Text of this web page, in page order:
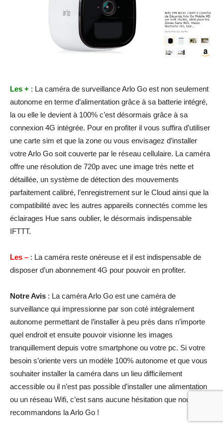
Les + : La caméra de surveillance Arlo Go est non seulement
autonome en terme d’alimentation grâce à sa batterie intégré,
la ou elle le devient à 100% c’est désormais grâce à sa
connexion 4G intégrée. Pour en profiter il vous suffira d’utiliser
une carte sim et que la zone ou vous envisagez d’installer
votre Arlo Go soit couverte par le réseau cellulaire. La caméra
offre une résolution de 720p avec une image très nette et
détaillée, un système de détection des mouvements
parfaitement calibré, l’enregistrement sur le Cloud ainsi que la
compatibilité avec les autres appareils connectés comme les
éclairages Hue sans oublier, le désormais indispensable
IFTTT.
Les – : La caméra reste onéreuse et il est indispensable de
disposer d’un abonnement 4G pour pouvoir en profiter.
Notre Avis : La caméra Arlo Go est une caméra de
surveillance qui impressionne par son coté intégralement
autonome permettant de l’installer à peu près dans n’importe
quel endroit et ensuite pouvoir visionne les images
tranquillement depuis votre smartphone ou votre pc. Si votre
besoin s’oriente vers un modèle 100% autonome et que vous
souhaiter installer la caméra dans un lieu difficilement
accessible ou il n’est pas possible d’installer une alimentation
ou un réseau Wifi, c’est sans aucune hésitation que nous vous
recommandons la Arlo Go !